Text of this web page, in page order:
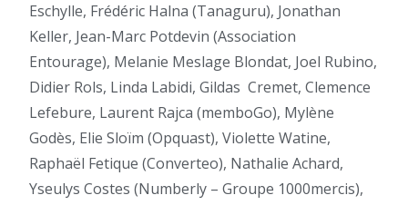
Eschylle, Frédéric Halna (Tanaguru), Jonathan
Keller, Jean-Marc Potdevin (Association
Entourage), Melanie Meslage Blondat, Joel Rubino,
Didier Rols, Linda Labidi, Gildas Cremet, Clemence
Lefebure, Laurent Rajca (memboGo), Mylène
Godès, Elie Sloïm (Opquast), Violette Watine,
Raphaël Fetique (Converteo), Nathalie Achard,
Yseulys Costes (Numberly – Groupe 1000mercis),